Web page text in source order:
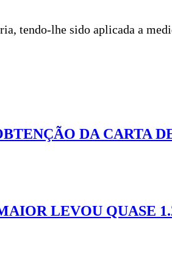
tendo-lhe sido aplicada a
DA CARTA
LEVOU QUASE